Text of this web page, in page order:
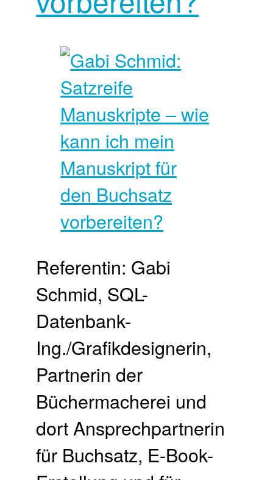
Referentin: Gabi
Schmid, SQL-
Datenbank-
Ing./Grafikdesignerin,
Partnerin der
Büchermacherei und
dort Ansprechpartnerin
für Buchsatz, E-Book-